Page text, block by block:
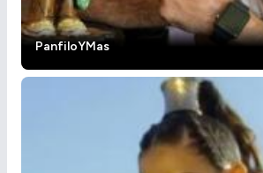
PanfiloYMas